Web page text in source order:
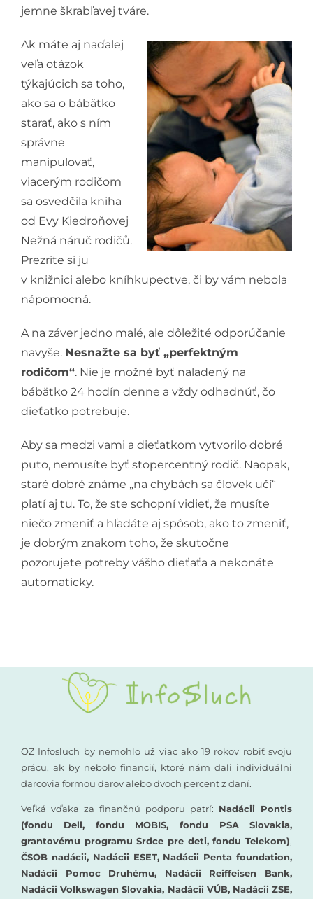
jemne škrabľavej tváre.
Ak máte aj naďalej
veľa otázok
týkajúcich sa toho,
ako sa o bábätko
starať, ako s ním
správne
manipulovať,
viacerým rodičom
sa osvedčila kniha
od Evy Kiedroňovej
Nežná náruč rodičů.
Prezrite si ju
v knižnici alebo kníhkupectve, či by vám nebola
nápomocná.
A na záver jedno malé, ale dôležité odporúčanie
navyše. Nesnažte sa byť „perfektným
rodičom“. Nie je možné byť naladený na
bábätko 24 hodín denne a vždy odhadnúť, čo
dieťatko potrebuje.
Aby sa medzi vami a dieťatkom vytvorilo dobré
puto, nemusíte byť stopercentný rodič. Naopak,
staré dobré známe „na chybách sa človek učí“
platí aj tu. To, že ste schopní vidieť, že musíte
niečo zmeniť a hľadáte aj spôsob, ako to zmeniť,
je dobrým znakom toho, že skutočne
pozorujete potreby vášho dieťaťa a nekonáte
automaticky.
OZ Infosluch by nemohlo už viac ako 19 rokov robiť svoju
prácu, ak by nebolo financií, ktoré nám dali individuálni
darcovia formou darov alebo dvoch percent z daní.
Veľká vďaka za finančnú podporu patrí: Nadácii Pontis
(fondu Dell, fondu MOBIS, fondu PSA Slovakia,
grantovému programu Srdce pre deti, fondu Telekom),
ČSOB nadácii, Nadácii ESET, Nadácii Penta foundation,
Nadácii Pomoc Druhému, Nadácii Reiffeisen Bank,
Nadácii Volkswagen Slovakia, Nadácii VÚB, Nadácii ZSE,